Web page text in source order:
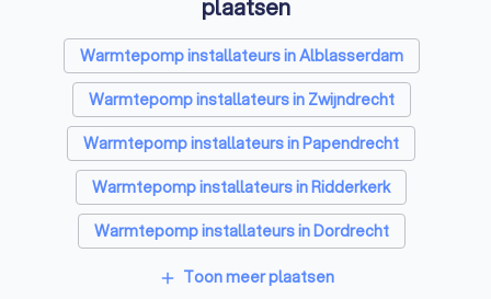
plaatsen
Warmtepomp installateurs in Alblasserdam
Warmtepomp installateurs in Zwijndrecht
Warmtepomp installateurs in Papendrecht
Warmtepomp installateurs in Ridderkerk
Warmtepomp installateurs in Dordrecht
Warmtepomp installateurs in Krimpen aan den IJssel
add Toon meer plaatsen